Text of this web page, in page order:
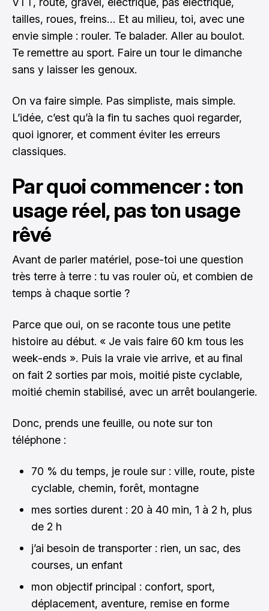
tailles, roues, freins… Et au milieu, toi, avec une
envie simple : rouler. Te balader. Aller au boulot.
Te remettre au sport. Faire un tour le dimanche
sans y laisser les genoux.
On va faire simple. Pas simpliste, mais simple.
L’idée, c’est qu’à la fin tu saches quoi regarder,
quoi ignorer, et comment éviter les erreurs
classiques.
Par quoi commencer : ton
usage réel, pas ton usage
rêvé
Avant de parler matériel, pose-toi une question
très terre à terre : tu vas rouler où, et combien de
temps à chaque sortie ?
Parce que oui, on se raconte tous une petite
histoire au début. « Je vais faire 60 km tous les
week-ends ». Puis la vraie vie arrive, et au final
on fait 2 sorties par mois, moitié piste cyclable,
moitié chemin stabilisé, avec un arrêt boulangerie.
Donc, prends une feuille, ou note sur ton
téléphone :
70 % du temps, je roule sur : ville, route, piste
cyclable, chemin, forêt, montagne
mes sorties durent : 20 à 40 min, 1 à 2 h, plus
de 2 h
j’ai besoin de transporter : rien, un sac, des
courses, un enfant
mon objectif principal : confort, sport,
déplacement, aventure, remise en forme